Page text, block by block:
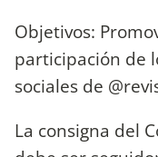
Objetivos:
participación de
sociales de
La consigna del